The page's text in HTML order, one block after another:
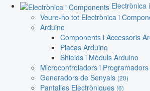
Electrònica
Veure-ho tot Electrònica i
Arduino
Components i Accessoris
Placas Arduino
Shields i Mòduls Arduino
Microcontroladors i Programadors
Generadors de Senyals (20)
Pantalles Electròniques (6)